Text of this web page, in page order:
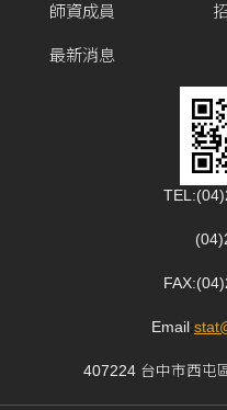
師資成員
最新消息
Email:
407224 台中市西屯